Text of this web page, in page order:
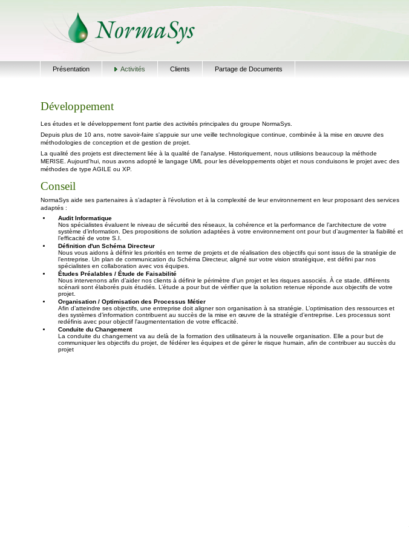
Présentation Activités Clients Partage de Documents
Développement
Les études et le développement font partie des activités principales du groupe NormaSys.
Depuis plus de 10 ans, notre savoir-faire s'appuie sur une veille technologique continue, combinée à la mise en œuvre des
méthodologies de conception et de gestion de projet.
La qualité des projets est directement liée à la qualité de l'analyse. Historiquement, nous utilisions beaucoup la méthode
MERISE. Aujourd'hui, nous avons adopté le langage UML pour les développements objet et nous conduisons le projet avec des
méthodes de type AGILE ou XP.
Conseil
NormaSys aide ses partenaires à s’adapter à l’évolution et à la complexité de leur environnement en leur proposant des services
adaptés :
Audit Informatique
Nos spécialistes évaluent le niveau de sécurité des réseaux, la cohérence et la performance de l’architecture de votre
système d’information. Des propositions de solution adaptées à votre environnement ont pour but d’augmenter la fiabilité et
l’efficacité de votre S.I.
Définition d'un Schéma Directeur
Nous vous aidons à définir les priorités en terme de projets et de réalisation des objectifs qui sont issus de la stratégie de
l’entreprise. Un plan de communication du Schéma Directeur, aligné sur votre vision stratégique, est défini par nos
spécialistes en collaboration avec vos équipes.
Études Préalables / Étude de Faisabilité
Nous intervenons afin d’aider nos clients à définir le périmètre d'un projet et les risques associés. À ce stade, différents
scénarii sont élaborés puis étudiés. L’étude a pour but de vérifier que la solution retenue réponde aux objectifs de votre
projet.
Organisation / Optimisation des Processus Métier
Afin d’atteindre ses objectifs, une entreprise doit aligner son organisation à sa stratégie. L’optimisation des ressources et
des systèmes d’information contribuent au succès de la mise en œuvre de la stratégie d’entreprise. Les processus sont
redéfinis avec pour objectif l'augmententation de votre efficacité.
Conduite du Changement
La conduite du changement va au delà de la formation des utilisateurs à la nouvelle organisation. Elle a pour but de
communiquer les objectifs du projet, de fédérer les équipes et de gérer le risque humain, afin de contribuer au succès du
projet